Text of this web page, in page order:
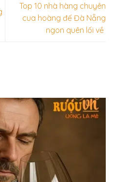
Top 10 nhà hàng chuyên
cua hoàng đế Đà Nẵng
ngon quên lối về